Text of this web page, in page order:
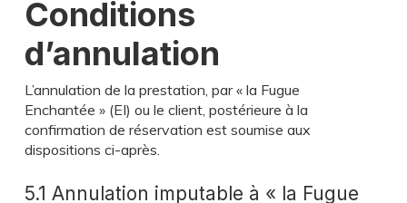
Conditions
d’annulation
L’annulation de la prestation, par « la Fugue
Enchantée » (EI) ou le client, postérieure à la
confirmation de réservation est soumise aux
dispositions ci-après.
5.1 Annulation imputable à « la Fugue